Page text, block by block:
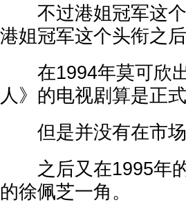
不过港姐冠军这个
港姐冠军这个头衔之
在1994年莫可欣出
人》的电视剧算是正式
但是并没有在市场
之后又在1995年的
的徐佩芝一角。